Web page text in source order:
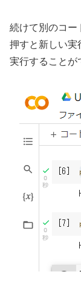
続けて別のコー
押すと新しい実
実行することが